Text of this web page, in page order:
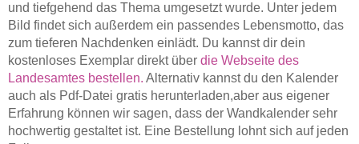
und tiefgehend das Thema umgesetzt wurde. Unter jedem
Bild findet sich außerdem ein passendes Lebensmotto, das
zum tieferen Nachdenken einlädt. Du kannst dir dein
kostenloses Exemplar direkt über die Webseite des
Landesamtes bestellen. Alternativ kannst du den Kalender
auch als Pdf-Datei gratis herunterladen,aber aus eigener
Erfahrung können wir sagen, dass der Wandkalender sehr
hochwertig gestaltet ist. Eine Bestellung lohnt sich auf jeden